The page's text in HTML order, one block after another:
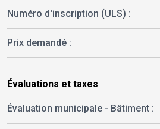
Numéro d'inscription (ULS) :
Prix demandé :
Évaluations et taxes
Évaluation municipale - Bâtiment :